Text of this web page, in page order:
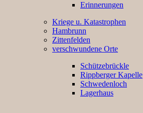
Erinnerungen
Kriege u. Katastrophen
Hambrunn
Zittenfelden
verschwundene Orte
Schützebrückle
Rippberger Kapelle
Schwedenloch
Lagerhaus